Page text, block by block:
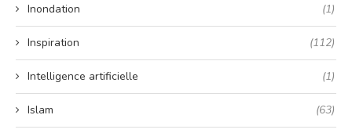
Inondation (1)
Inspiration (112)
Intelligence artificielle (1)
Islam (63)